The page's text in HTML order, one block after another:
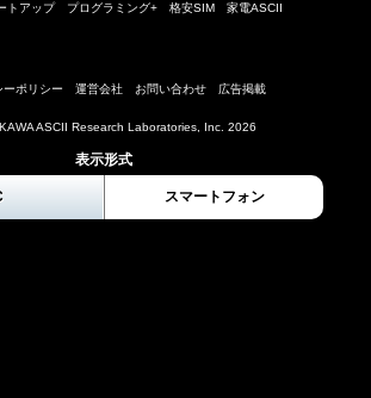
トアップ プログラミング+ 格安SIM 家電ASCII
ーポリシー 運営会社 お問い合わせ 広告掲載
ASCII Research Laboratories, Inc. 2026
表示形式
スマートフォン